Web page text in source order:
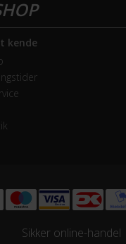
kende
Sikker online-handel